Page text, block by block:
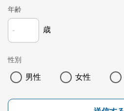
年齢
歳
性別
男性 女性